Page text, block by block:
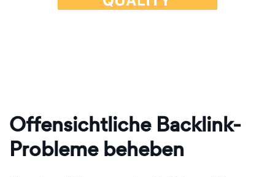
Offensichtliche Backlink-
Probleme beheben